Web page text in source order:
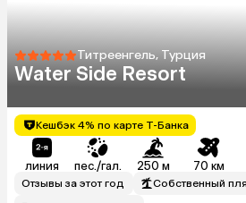
Титреенгель, Турция
Water Side Resort
Кешбэк 4% по карте Т-Банка
линия пес./гал. 250 м 70 км
Отзывы за этот год
Собственный